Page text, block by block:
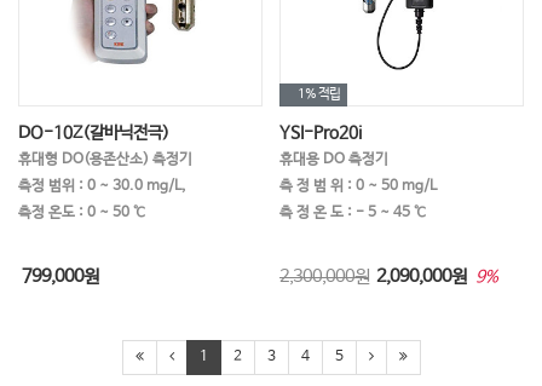
DO-10Z(갈바닉전극)
휴대형 DO(용존산소) 측정기
측정 범위 : 0 ~ 30.0 mg/L,
측정 온도 : 0 ~ 50 ℃
799,000원
1%적립
YSI-Pro20i
휴대용 DO 측정기
측 정 범 위 : 0 ~ 50 mg/L
측 정 온 도 : - 5 ~ 45 ℃
2,300,000원 2,090,000원 9%
1 2 3 4 5